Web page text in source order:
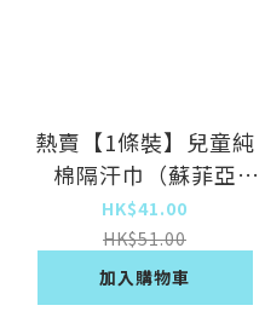
熱賣【1條裝】兒童純
棉隔汗巾（蘇菲亞
19*26cm）
HK$41.00
HK$51.00
加入購物車